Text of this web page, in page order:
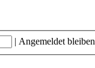
| Angemeldet bleiben